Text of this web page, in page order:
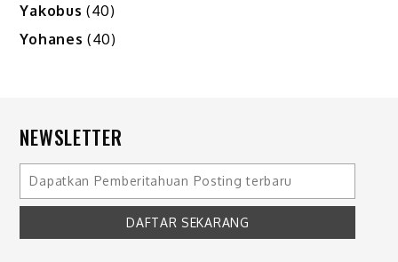
Yakobus (40)
Yohanes (40)
NEWSLETTER